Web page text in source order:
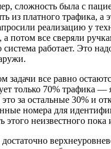
сложность была с
из платного трафика, а
реализацию у
а потом все сверяли
система работает. Это
задачи все равно
только 70% трафика —
за остальные 30% и
номера для
этого неизвестного пока